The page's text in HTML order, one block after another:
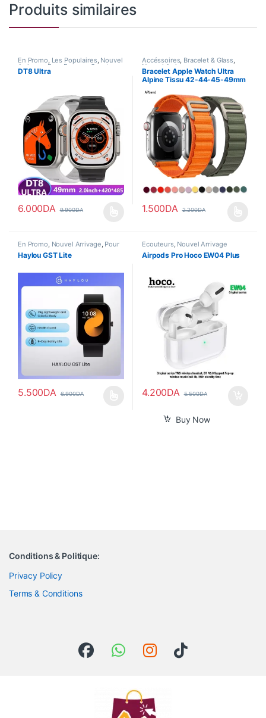
Produits similaires
En Promo, Les Populaires, Nouvel
Arrivage Pour Femme Smart
Watch
DT8 Ultra
6.000DA 9.900DA
Accéssoires, Bracelet & Glass,
Nouvel Arrivage
Bracelet Apple Watch Ultra
Alpine Tissu 42-44-45-49mm
1.500DA 2.200DA
En Promo, Nouvel Arrivage, Pour
Femme ,Smart Watch
Haylou GST Lite
5.500DA 6.900DA
Écouteurs, Nouvel Arrivage
Airpods Pro Hoco EW04 Plus
4.200DA 5.500DA
Buy Now
Conditions & Politique:
Privacy Policy
Terms & Conditions